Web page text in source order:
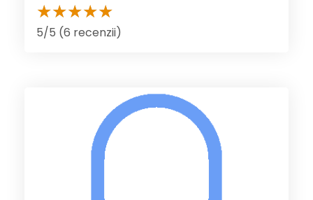
5/5 (6 recenzii)